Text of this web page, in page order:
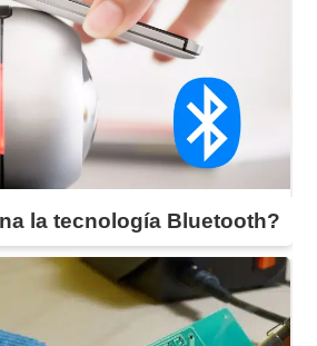
la tecnología Bluetooth?